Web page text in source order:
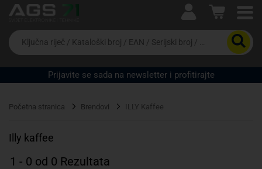
Ova postavka prilagođava asortiman proizvoda i
cijene vašim potrebama.
Da
biste
potražili
proizvod,
unesite
riječ,
EAN
serijski
Prijavite se sada na newsletter i profitirajte
Početna stranica Brendovi ILLY Kaffee
Illy kaffee
1 - 0 od 0 Rezultata